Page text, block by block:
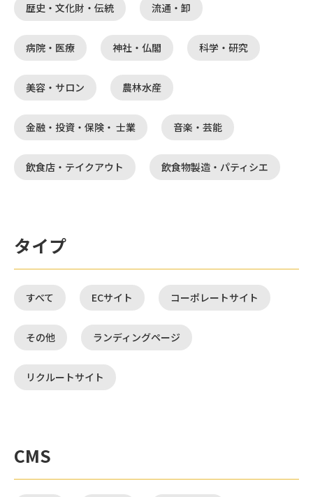
歴史・文化財・伝統 流通・卸
病院・医療 神社・仏閣 科学・研究
美容・サロン 農林水産
金融・投資・保険・ 士業 音楽・芸能
飲食店・テイクアウト 飲食物製造・パティシエ
タイプ
すべて ECサイト コーポレートサイト
その他 ランディングページ
リクルートサイト
CMS